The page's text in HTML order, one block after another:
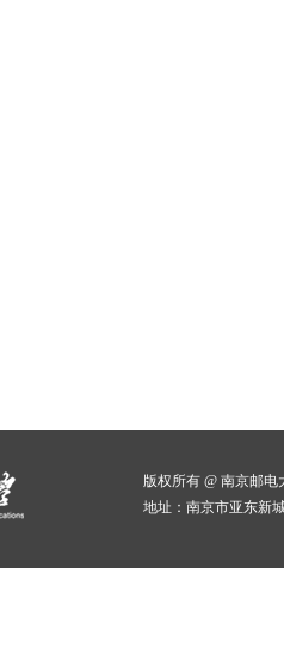
版权所有 @ 南京邮
地址：南京市亚东新